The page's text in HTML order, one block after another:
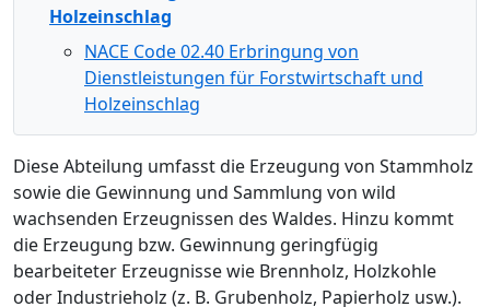
Holzeinschlag
NACE Code 02.40 Erbringung von
Dienstleistungen für Forstwirtschaft und
Holzeinschlag
Diese Abteilung umfasst die Erzeugung von Stammholz
sowie die Gewinnung und Sammlung von wild
wachsenden Erzeugnissen des Waldes. Hinzu kommt
die Erzeugung bzw. Gewinnung geringfügig
bearbeiteter Erzeugnisse wie Brennholz, Holzkohle
oder Industrieholz (z. B. Grubenholz, Papierholz usw.).